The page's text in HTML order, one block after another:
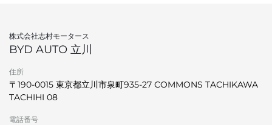
株式会社志村モータース
BYD AUTO 立川
住所
〒190-0015 東京都立川市泉町935-27 COMMONS TACHIKAWA
TACHIHI 08
電話番号